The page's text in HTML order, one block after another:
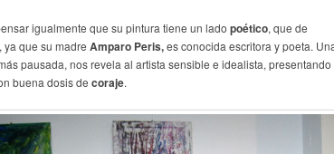
igualmente que su pintura tiene un lado poético, que de
que su madre Amparo Peris,es conocida escritora y poeta.
pausada, nos revela al artista sensible e idealista, presentando
buena dosis de coraje.